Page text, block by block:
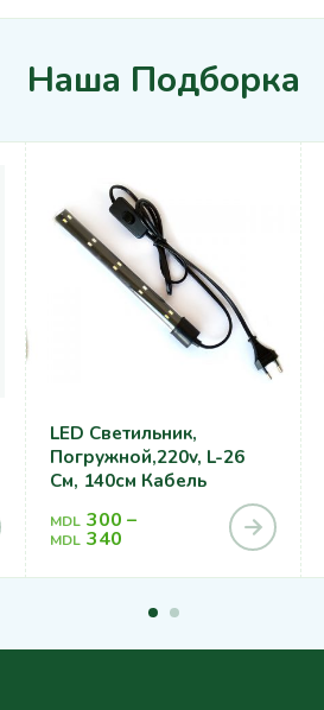
Наша Подборка
LED Светильник,
Погружной,220v, L-26
См, 140см Кабель
MDL 300 –
MDL 340